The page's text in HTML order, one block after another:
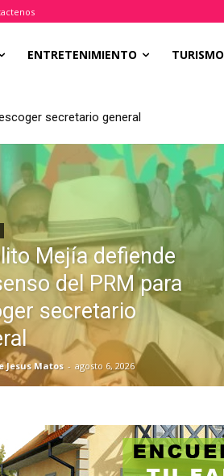
ENTRETENIMIENTO TURISMO
secretario general
Mejía defiende
del PRM para
secretario
Jesus Matos - agosto 6, 2026